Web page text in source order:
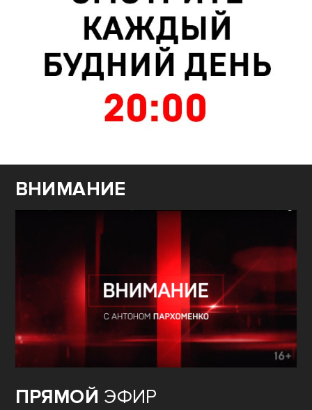
ВНИМАНИЕ
ПРЯМОЙ ЭФИР